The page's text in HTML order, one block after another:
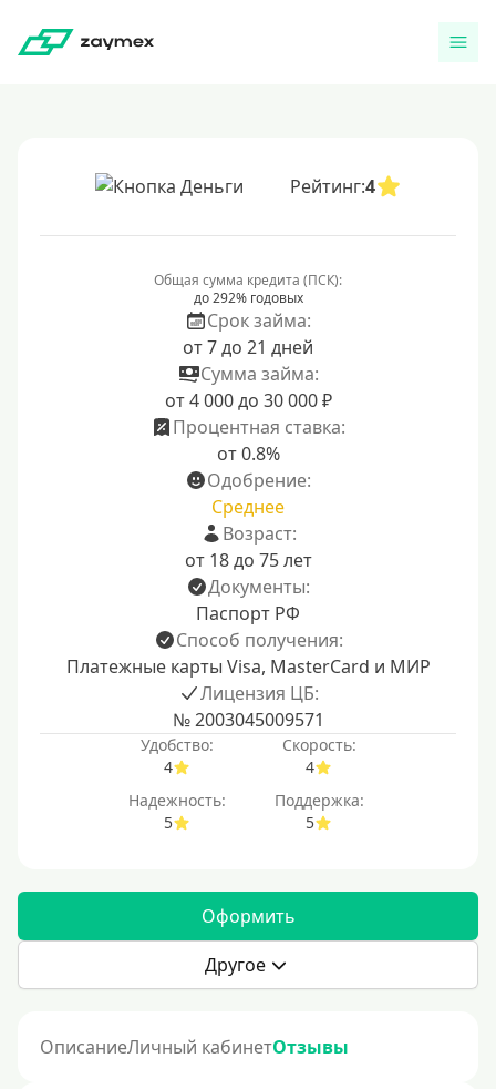
Рейтинг:4
Общая сумма кредита (ПСК):
до 292% годовых
Срок займа:
от 7 до 21 дней
Сумма займа:
от 4 000 до 30 000 ₽
Процентная ставка:
от 0.8%
Одобрение:
Среднее
Возраст:
от 18 до 75 лет
Документы:
Паспорт РФ
Способ получения:
Платежные карты Visa, MasterCard и МИР
Лицензия ЦБ:
№ 2003045009571
Удобство:
4
Скорость:
4
Надежность:
5
Поддержка:
5
Оформить
Другое
ОписаниеЛичный кабинетОтзывы